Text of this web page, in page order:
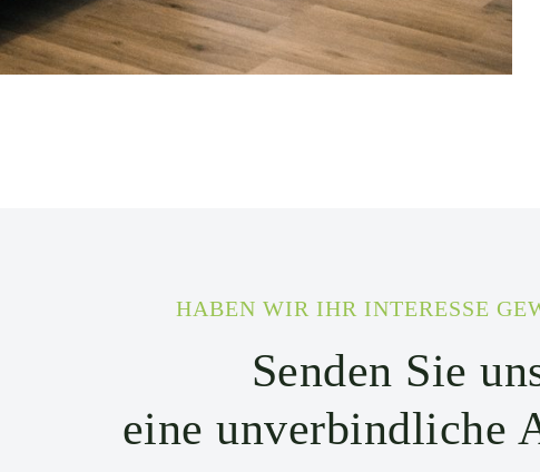
HABEN WIR IHR INTERESSE
Senden Sie
eine unverbindliche